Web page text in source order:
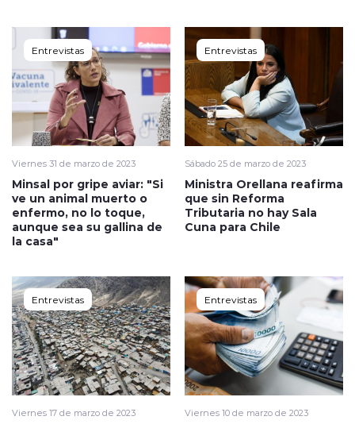
Entrevistas
Viernes 31 de marzo de 2023
Minsal por gripe aviar: "Si
ve un animal muerto o
enfermo, no lo toque,
aunque sea su gallina de
la casa"
Entrevistas
Sábado 25 de marzo de 2023
Ministra Orellana reafirma
que sin Reforma
Tributaria no hay Sala
Cuna para Chile
Entrevistas
Viernes 17 de marzo de 2023
Entrevistas
Viernes 10 de marzo de 2023